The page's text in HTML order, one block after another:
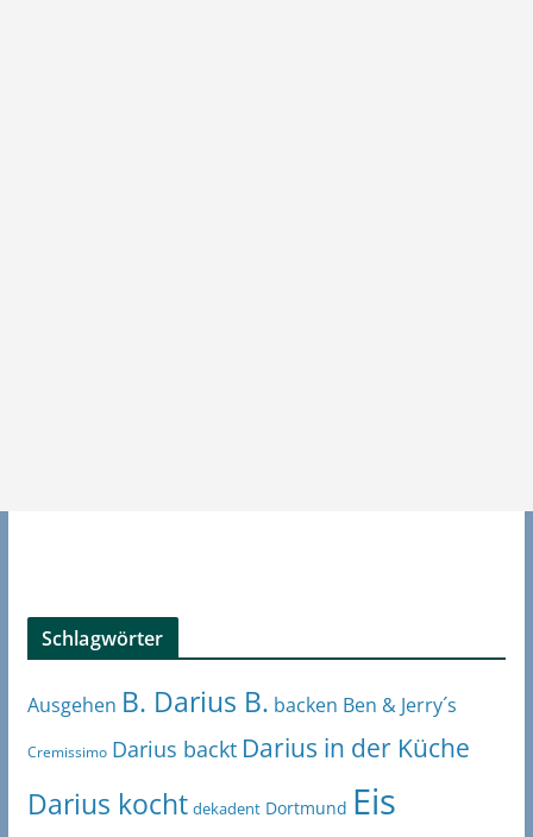
Schlagwörter
Ausgehen B. Darius B. backen Ben & Jerry´s
Cremissimo Darius backt Darius in der Küche
Darius kocht dekadent Dortmund Eis